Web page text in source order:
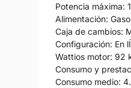
Potencia máxima:
Alimentación:
Caja de cambios:
Configuración: En
Wattios motor: 92
Consumo y
Consumo medio: